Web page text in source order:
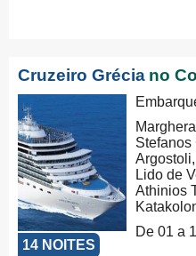
Cruzeiro Grécia no
14 NOITES
Stefanos
Lido de
Athinios
De 01 a